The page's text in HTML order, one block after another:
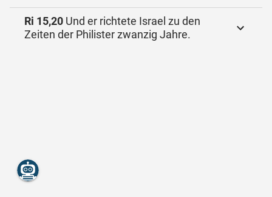
Ri 15,20 Und er richtete Israel zu den
Zeiten der Philister zwanzig Jahre.